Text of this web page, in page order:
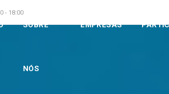
- 18:00
SOBRE
NÓS
EMPRESAS